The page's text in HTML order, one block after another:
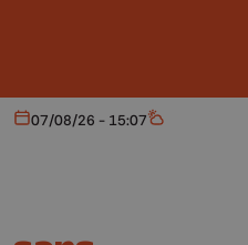
Aujourd'hui
07/08/26 - 15:07 Météo